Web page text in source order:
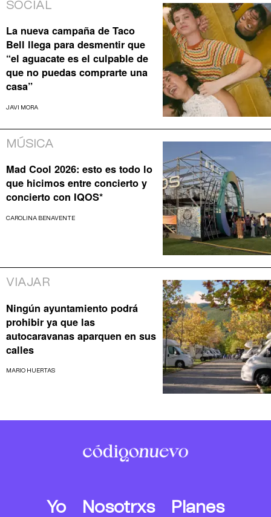
SOCIAL
La nueva campaña de Taco
Bell llega para desmentir que
“el aguacate es el culpable de
que no puedas comprarte una
casa”
JAVI MORA
MÚSICA
Mad Cool 2026: esto es todo lo
que hicimos entre concierto y
concierto con IQOS*
CAROLINA BENAVENTE
VIAJAR
Ningún ayuntamiento podrá
prohibir ya que las
autocaravanas aparquen en sus
calles
MARIO HUERTAS
Yo Nosotrxs
Planes